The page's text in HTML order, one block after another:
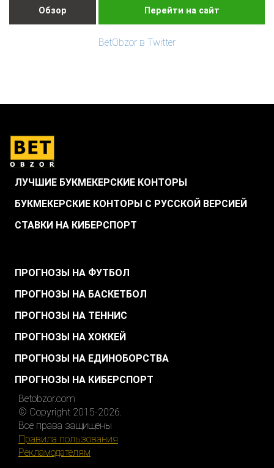
Обзор Перейти на сайт
BetObzor в Twitter
ЛУЧШИЕ БУКМЕКЕРСКИЕ КОНТОРЫ
БУКМЕКЕРСКИЕ КОНТОРЫ С РУССКОЙ ВЕРСИЕЙ
СТАВКИ НА КИБЕРСПОРТ
ПРОГНОЗЫ НА ФУТБОЛ
ПРОГНОЗЫ НА БАСКЕТБОЛ
ПРОГНОЗЫ НА ТЕННИС
ПРОГНОЗЫ НА ХОККЕЙ
ПРОГНОЗЫ НА ЕДИНОБОРСТВА
ПРОГНОЗЫ НА КИБЕРСПОРТ
Betobzor.com
© Copyright 2015-2026.
Все права защищены
Правила пользования
Рекламодателям